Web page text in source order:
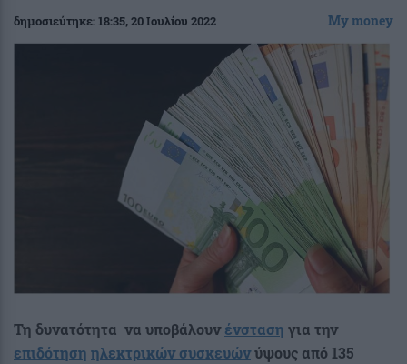
δημοσιεύτηκε:18:35, 20 Ιουλίου 2022 My money
Τη δυνατότητα να υποβάλουνένσταση για την
επιδότηση ηλεκτρικών συσκευώνύψους από 135